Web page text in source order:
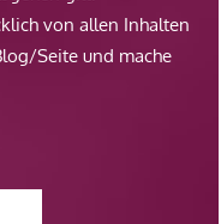
von allen Inhalten
Seite und mache